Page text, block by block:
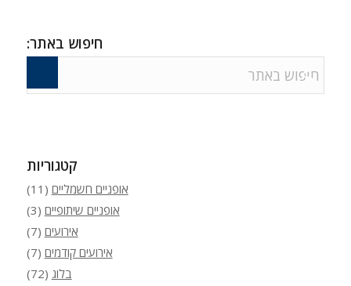
חיפוש באתר:
קטגוריות
אופניים חשמליים (11)
אופניים שיתופיים (3)
אירועים (7)
אירועים קודמים (7)
בלוג (72)